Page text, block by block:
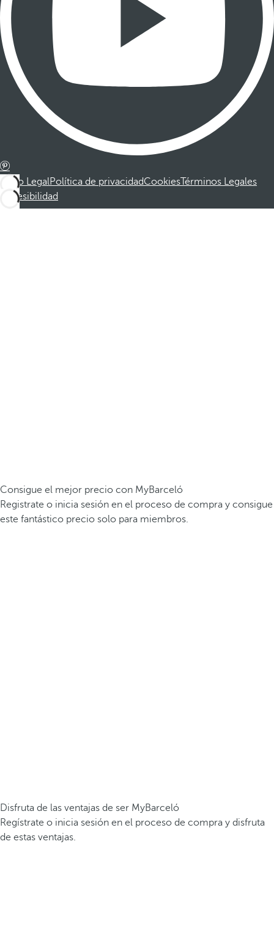
Aviso LegalPolítica de privacidadCookiesTérminos Legales
Accesibilidad
Consigue el mejor precio con MyBarceló
Registrate o inicia sesión en el proceso de compra y consigue
este fantástico precio solo para miembros.
Disfruta de las ventajas de ser MyBarceló
Regístrate o inicia sesión en el proceso de compra y disfruta
de estas ventajas.